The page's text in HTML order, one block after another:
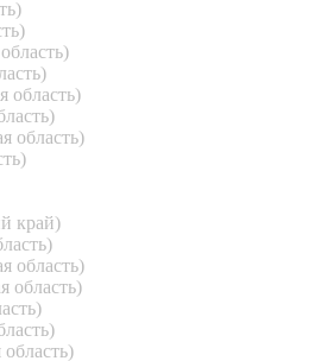
область)
область)
край)
область)
область)